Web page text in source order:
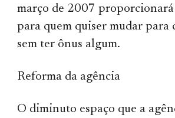
março de 2007
para quem quiser mudar para
sem ter ônus algum.
Reforma da agência
O diminuto espaço que a